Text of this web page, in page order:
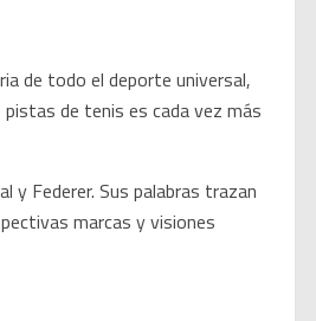
de todo el deporte universal,
de tenis es cada vez más
y Federer. Sus palabras trazan
marcas y visiones